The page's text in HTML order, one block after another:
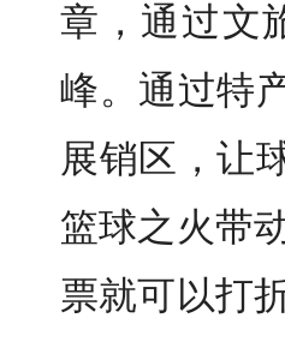
章，通过文
峰。通过特
展销区，让
篮球之火带
票就可以打